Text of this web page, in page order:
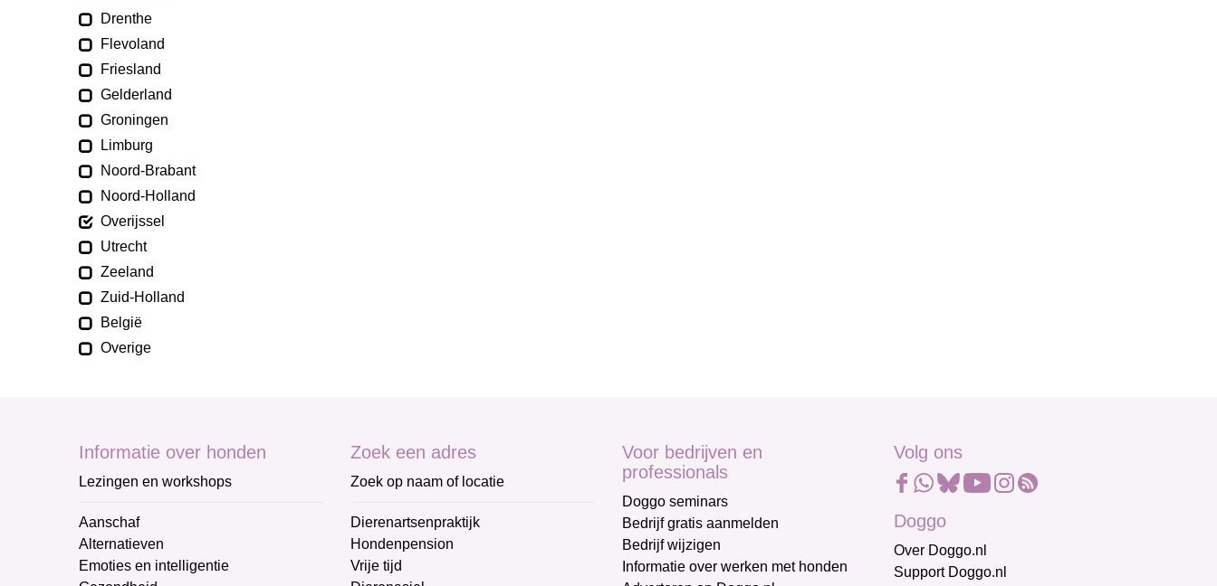
Drenthe
Flevoland
Friesland
Gelderland
Groningen
Limburg
Noord-Brabant
Noord-Holland
Overijssel
Utrecht
Zeeland
Zuid-Holland
België
Overige
Informatie over honden
Lezingen en workshops
Aanschaf
Alternatieven
Emoties en intelligentie
Zoek een adres
Zoek op naam of locatie
Dierenartsenpraktijk
Hondenpension
Vrije tijd
Voor bedrijven en
professionals
Doggo seminars
Bedrijf gratis aanmelden
Bedrijf wijzigen
Informatie over werken met honden
Volg ons
Doggo
Over Doggo.nl
Support Doggo.nl